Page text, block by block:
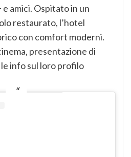
amici. Ospitato in un
restaurato, l’hotel
con comfort moderni.
presentazione di
info sul loro profilo